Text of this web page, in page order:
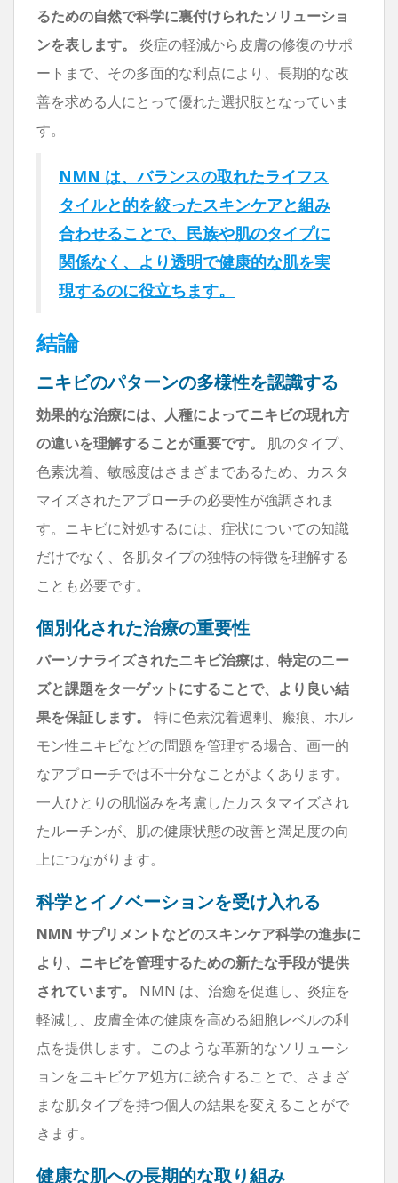
るための自然で科学に裏付けられたソリューショ
ンを表します。
炎症の軽減から皮膚の修復のサポ
ートまで、その多面的な利点により、長期的な改
善を求める人にとって優れた選択肢となっていま
す。
NMN は、バランスの取れたライフス
タイルと的を絞ったスキンケアと組み
合わせることで、民族や肌のタイプに
関係なく、より透明で健康的な肌を実
現するのに役立ちます。
結論
ニキビのパターンの多様性を認識する
効果的な治療には、人種によってニキビの現れ方
の違いを理解することが重要です。
肌のタイプ、
色素沈着、敏感度はさまざまであるため、カスタ
マイズされたアプローチの必要性が強調されま
す。ニキビに対処するには、症状についての知識
だけでなく、各肌タイプの独特の特徴を理解する
ことも必要です。
個別化された治療の重要性
パーソナライズされたニキビ治療は、特定のニー
ズと課題をターゲットにすることで、より良い結
果を保証します。
特に色素沈着過剰、瘢痕、ホル
モン性ニキビなどの問題を管理する場合、画一的
なアプローチでは不十分なことがよくあります。
一人ひとりの肌悩みを考慮したカスタマイズされ
たルーチンが、肌の健康状態の改善と満足度の向
上につながります。
科学とイノベーションを受け入れる
NMN サプリメントなどのスキンケア科学の進歩に
より、ニキビを管理するための新たな手段が提供
されています。
NMN は、治癒を促進し、炎症を
軽減し、皮膚全体の健康を高める細胞レベルの利
点を提供します。このような革新的なソリューシ
ョンをニキビケア処方に統合することで、さまざ
まな肌タイプを持つ個人の結果を変えることがで
きます。
健康な肌への長期的な取り組み